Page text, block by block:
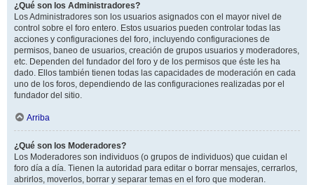
¿Qué son los Administradores?
Los Administradores son los usuarios asignados con el mayor nivel de
control sobre el foro entero. Estos usuarios pueden controlar todas las
acciones y configuraciones del foro, incluyendo configuraciones de
permisos, baneo de usuarios, creación de grupos usuarios y moderadores,
etc. Dependen del fundador del foro y de los permisos que éste les ha
dado. Ellos también tienen todas las capacidades de moderación en cada
uno de los foros, dependiendo de las configuraciones realizadas por el
fundador del sitio.
Arriba
¿Qué son los Moderadores?
Los Moderadores son individuos (o grupos de individuos) que cuidan el
foro día a día. Tienen la autoridad para editar o borrar mensajes, cerrarlos,
abrirlos, moverlos, borrar y separar temas en el foro que moderan.